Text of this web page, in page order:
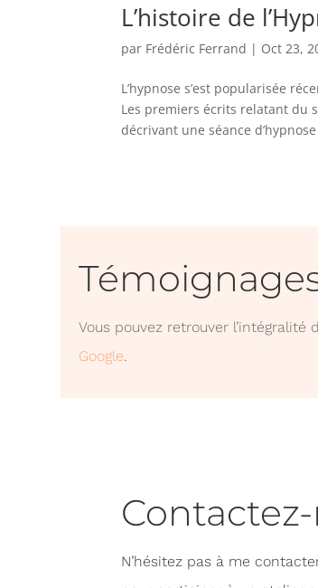
L’histoire de
par Frédéric Ferrand | Oct 23,
L’hypnose s’est popularisée
Les premiers écrits relatant du
décrivant une séance
Vous pouvez retrouver
Google.
N’hésitez pas à me